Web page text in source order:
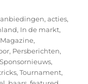
,acties,
, In de markt,
Magazine,
, Persberichten,
Sponsornieuws,
,Tournament,